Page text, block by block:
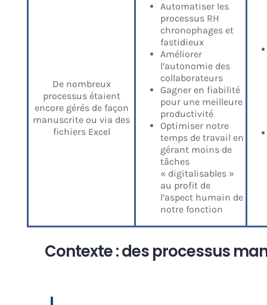
De nombreux
processus étaient
encore gérés de façon
manuscrite ou via des
fichiers Excel
Automatiser les
processus RH
chronophages et
fastidieux
Améliorer
l’autonomie des
collaborateurs
Gagner en fiabilité
pour une meilleure
productivité
Optimiser notre
temps de travail en
gérant moins de
tâches
« digitalisables »
au profit de
l’aspect humain de
notre fonction
Contexte : des processus